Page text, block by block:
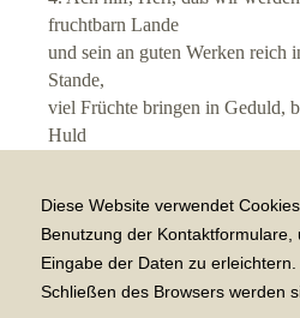
Diese Website verwendet
Benutzung der Kontaktformulare,
Eingabe der Daten zu
Schließen des Browsers werden
fruchtbarn Lande
und sein an guten Werken reich
Stande,
viel Früchte bringen in Geduld,
Huld